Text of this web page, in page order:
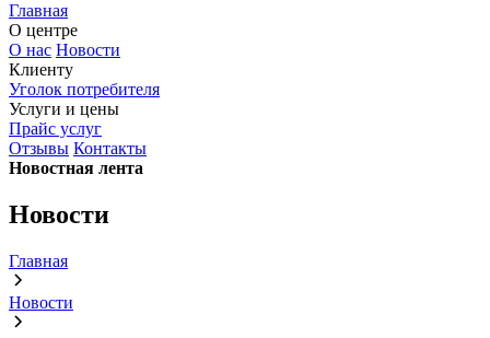
Главная
О центре
О нас Новости
Клиенту
Уголок потребителя
Услуги и цены
Прайс услуг
Отзывы Контакты
Новостная лента
Новости
Главная
Новости